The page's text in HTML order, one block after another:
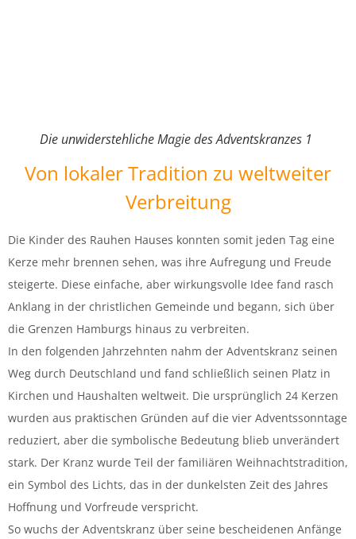
Die unwiderstehliche Magie des Adventskranzes 1
Von lokaler Tradition zu weltweiter
Verbreitung
Die Kinder des Rauhen Hauses konnten somit jeden Tag eine
Kerze mehr brennen sehen, was ihre Aufregung und Freude
steigerte. Diese einfache, aber wirkungsvolle Idee fand rasch
Anklang in der christlichen Gemeinde und begann, sich über
die Grenzen Hamburgs hinaus zu verbreiten.
In den folgenden Jahrzehnten nahm der Adventskranz seinen
Weg durch Deutschland und fand schließlich seinen Platz in
Kirchen und Haushalten weltweit. Die ursprünglich 24 Kerzen
wurden aus praktischen Gründen auf die vier Adventssonntage
reduziert, aber die symbolische Bedeutung blieb unverändert
stark. Der Kranz wurde Teil der familiären Weihnachtstradition,
ein Symbol des Lichts, das in der dunkelsten Zeit des Jahres
Hoffnung und Vorfreude verspricht.
So wuchs der Adventskranz über seine bescheidenen Anfänge